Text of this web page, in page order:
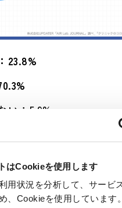
はCookieを使用します
用状況を分析して、サービ
、Cookieを使用しています。
23.8%
い：5.9%
空気の見える化」
待する声